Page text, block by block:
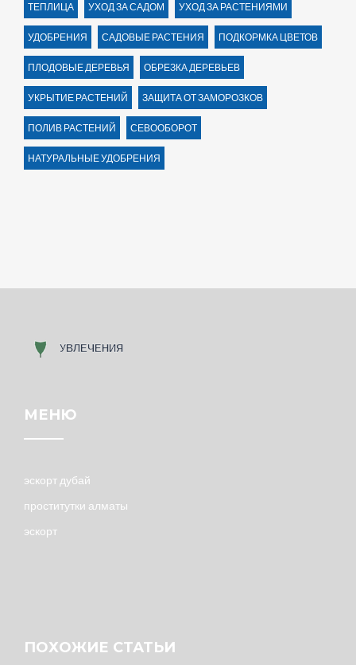
ТЕПЛИЦА УХОД ЗА САДОМ УХОД ЗА РАСТЕНИЯМИ
УДОБРЕНИЯ САДОВЫЕ РАСТЕНИЯ ПОДКОРМКА ЦВЕТОВ
ПЛОДОВЫЕ ДЕРЕВЬЯ ОБРЕЗКА ДЕРЕВЬЕВ
УКРЫТИЕ РАСТЕНИЙ ЗАЩИТА ОТ ЗАМОРОЗКОВ
ПОЛИВ РАСТЕНИЙ СЕВООБОРОТ
НАТУРАЛЬНЫЕ УДОБРЕНИЯ
МЕНЮ
эскорт дубай
проститутки алматы
эскорт
ПОХОЖИЕ СТАТЬИ